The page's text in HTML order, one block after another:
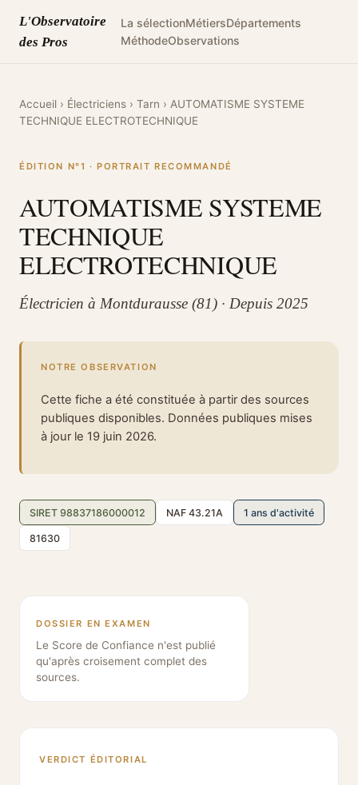
L'Observatoire
des Pros
La sélectionMétiersDépartements
MéthodeObservations
Accueil › Électriciens › Tarn › AUTOMATISME SYSTEME
TECHNIQUE ELECTROTECHNIQUE
ÉDITION N°1 · PORTRAIT RECOMMANDÉ
AUTOMATISME SYSTEME
TECHNIQUE
ELECTROTECHNIQUE
Électricien à Montdurausse (81) · Depuis 2025
NOTRE OBSERVATION
Cette fiche a été constituée à partir des sources
publiques disponibles. Données publiques mises
à jour le 19 juin 2026.
SIRET 98837186000012 NAF 43.21A 1 ans d'activité
81630
DOSSIER EN EXAMEN
Le Score de Confiance n'est publié
qu'après croisement complet des
sources.
VERDICT ÉDITORIAL